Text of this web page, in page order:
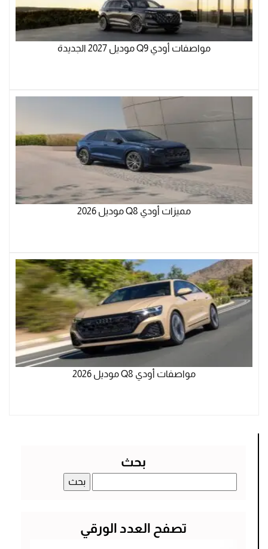
مواصفات أودي Q9 موديل 2027 الجديدة
مميزات أودي Q8 موديل 2026
مواصفات أودي Q8 موديل 2026
بحث
عن:
تصفح العدد الورقي